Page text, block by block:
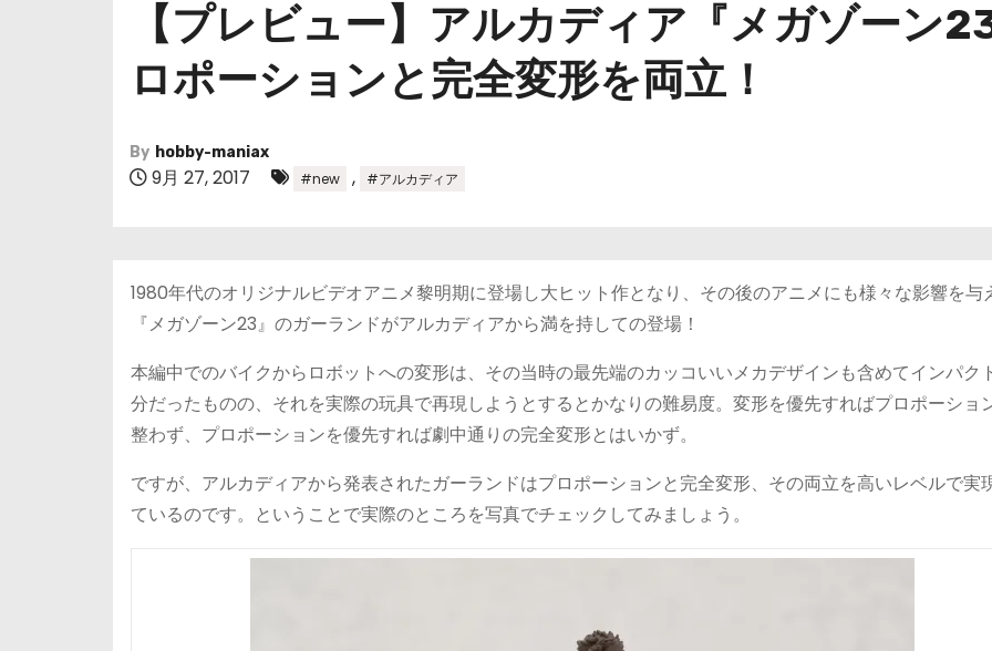
【プレビュー】アルカディア『メガゾーン
ロポーションと完全変形を両立！
By hobby-maniax
9月 27, 2017 #new , #アルカディア
1980年代のオリジナルビデオアニメ黎明期に登場し大ヒット作となり、その後のアニメにも様々な影響を与
『メガゾーン23』のガーランドがアルカディアから満を持しての登場！
本編中でのバイクからロボットへの変形は、その当時の最先端のカッコいいメカデザインも含めてインパク
分だったものの、それを実際の玩具で再現しようとするとかなりの難易度。変形を優先すればプロポーショ
整わず、プロポーションを優先すれば劇中通りの完全変形とはいかず。
ですが、アルカディアから発表されたガーランドはプロポーションと完全変形、その両立を高いレベルで実
ているのです。ということで実際のところを写真でチェックしてみましょう。